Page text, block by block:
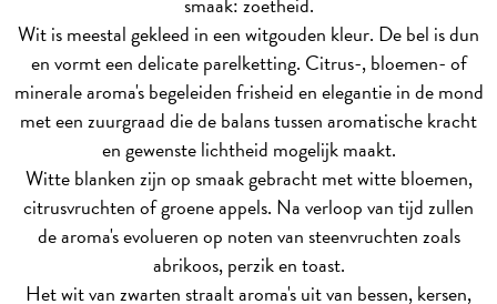
Wit is meestal gekleed in een witgouden kleur. De bel is dun
en vormt een delicate parelketting. Citrus-, bloemen- of
minerale aroma's begeleiden frisheid en elegantie in de mond
met een zuurgraad die de balans tussen aromatische kracht
en gewenste lichtheid mogelijk maakt.
Witte blanken zijn op smaak gebracht met witte bloemen,
citrusvruchten of groene appels. Na verloop van tijd zullen
de aroma's evolueren op noten van steenvruchten zoals
abrikoos, perzik en toast.
Het wit van zwarten straalt aroma's uit van bessen, kersen,